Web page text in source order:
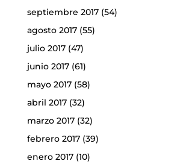
septiembre 2017(54)
agosto 2017(55)
julio 2017(47)
junio 2017(61)
mayo 2017(58)
abril 2017(32)
marzo 2017(32)
febrero 2017(39)
enero 2017(10)